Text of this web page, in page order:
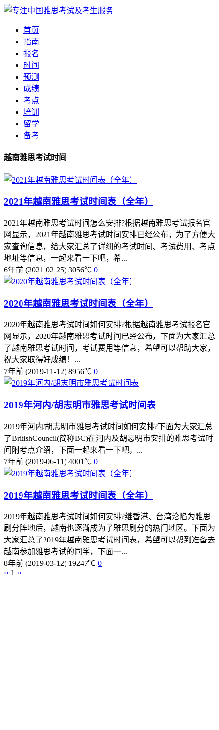
首页
指南
报名
时间
预测
成绩
考点
培训
留学
备考
越南雅思考试时间
2021年越南雅思考试时间表（全年）
2021年越南雅思考试时间怎么安排?根据越南雅思考试报名官
网显示，2021年越南雅思考试时间安排已经公布，为了方便大
家查询信息，给大家汇总了详细的考试时间、考试费用、考点
地址等信息，一起来看一下吧，希...
6年前 (2021-02-25) 3056℃ 0
2020年越南雅思考试时间表（全年）
2020年越南雅思考试时间如何安排?根据越南雅思考试报名官
网显示，2020年越南雅思考试时间已经公布，下面为大家汇总
了越南雅思考试时间，考试费用等信息，希望可以帮助大家，
祝大家取得好成绩！...
7年前 (2019-11-12) 8956℃ 0
2019年河内/胡志明市雅思考试时间表
2019年河内/胡志明市雅思考试时间如何安排?下面为大家汇总
了BritishCouncil(简称BC)在河内及胡志明市安排的雅思考试时
间附考点介绍，下面一起来看一下吧。...
7年前 (2019-06-11) 4001℃ 0
2019年越南雅思考试时间表（全年）
2019年越南雅思考试时间如何安排?继香港、台湾沦陷为雅思
刷分阵地后，越南也逐渐成为了雅思刷分的热门地区。下面为
大家汇总了2019年越南雅思考试时间表，希望可以帮到准备去
越南参加雅思考试的同学，下面一...
8年前 (2019-03-12) 19247℃ 0
‹‹ 1 ››